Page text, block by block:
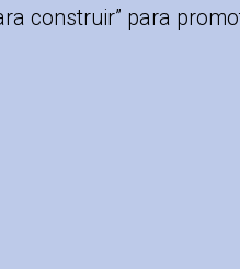
construir” para